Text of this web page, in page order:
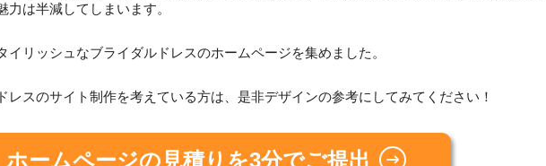
力は半減してしまいます。
イリッシュなブライダルドレスのホームページを集めました。
レスのサイト制作を考えている方は、是非デザインの参考にしてみてください！
ホームページの見積りを3分でご提出